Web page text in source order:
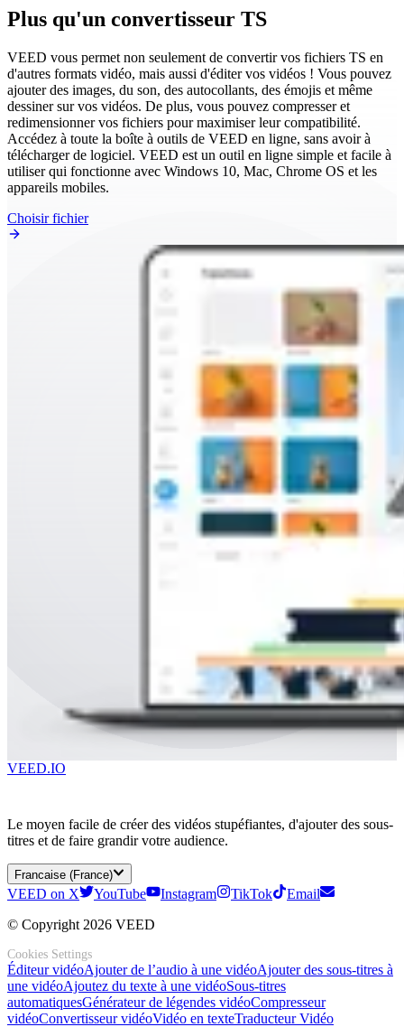
Plus qu'un convertisseur TS
VEED vous permet non seulement de convertir vos fichiers TS en
d'autres formats vidéo, mais aussi d'éditer vos vidéos ! Vous pouvez
ajouter des images, du son, des autocollants, des émojis et même
dessiner sur vos vidéos. De plus, vous pouvez compresser et
redimensionner vos fichiers pour maximiser leur compatibilité.
Accédez à toute la boîte à outils de VEED en ligne, sans avoir à
télécharger de logiciel. VEED est un outil en ligne simple et facile à
utiliser qui fonctionne avec Windows 10, Mac, Chrome OS et les
appareils mobiles.
Choisir fichier
VEED.IO
Le moyen facile de créer des vidéos stupéfiantes, d'ajouter des sous-
titres et de faire grandir votre audience.
Francaise (France)
VEED on X YouTube Instagram TikTok
Email
© Copyright 2026 VEED
Cookies Settings
Éditeur vidéoAjouter de l’audio à une vidéoAjouter des sous-titres à
une vidéoAjoutez du texte à une vidéoSous-titres
automatiquesGénérateur de légendes vidéoCompresseur
vidéoConvertisseur vidéoVidéo en texteTraducteur Vidéo